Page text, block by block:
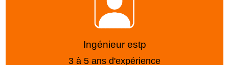
Ingénieur estp
3 à 5 ans d'expérience